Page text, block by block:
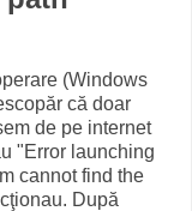
(Windows
că doar
de pe internet
"Error launching
cannot find the
După